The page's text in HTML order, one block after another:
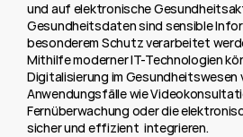
und auf elektronische
Gesundheitsdaten sind sensible
besonderem Schutz verarbeitet
Mithilfe moderner IT-Technologien
Digitalisierung im Gesundheitswesen
Anwendungsfälle wie
Fernüberwachung oder die
sicher und effizient  integrieren.